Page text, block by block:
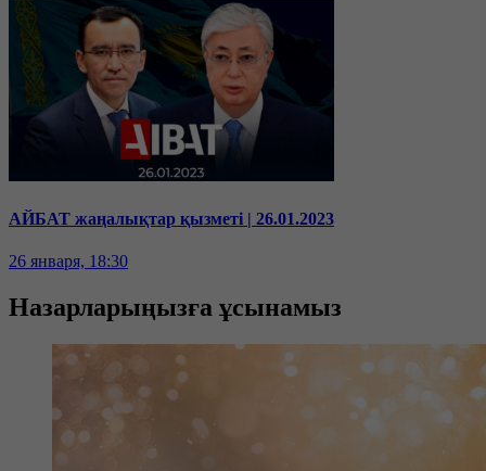
АЙБАТ жаңалықтар қызметі | 26.01.2023
26 января, 18:30
Назарларыңызға ұсынамыз